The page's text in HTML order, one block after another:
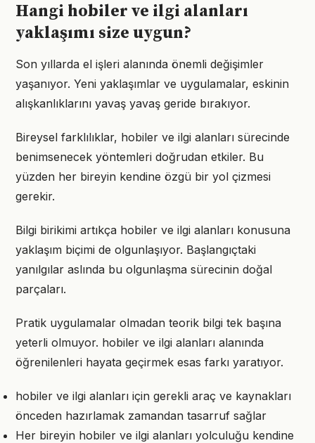
Hangi hobiler ve ilgi alanları
yaklaşımı size uygun?
Son yıllarda el işleri alanında önemli değişimler
yaşanıyor. Yeni yaklaşımlar ve uygulamalar, eskinin
alışkanlıklarını yavaş yavaş geride bırakıyor.
Bireysel farklılıklar, hobiler ve ilgi alanları sürecinde
benimsenecek yöntemleri doğrudan etkiler. Bu
yüzden her bireyin kendine özgü bir yol çizmesi
gerekir.
Bilgi birikimi artıkça hobiler ve ilgi alanları konusuna
yaklaşım biçimi de olgunlaşıyor. Başlangıçtaki
yanılgılar aslında bu olgunlaşma sürecinin doğal
parçaları.
Pratik uygulamalar olmadan teorik bilgi tek başına
yeterli olmuyor. hobiler ve ilgi alanları alanında
öğrenilenleri hayata geçirmek esas farkı yaratıyor.
hobiler ve ilgi alanları için gerekli araç ve kaynakları
önceden hazırlamak zamandan tasarruf sağlar
Her bireyin hobiler ve ilgi alanları yolculuğu kendine